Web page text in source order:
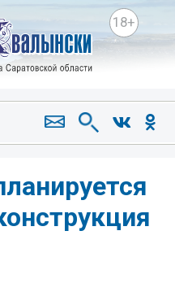
18+